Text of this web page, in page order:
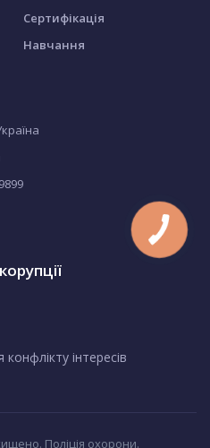
Сертифікація
Навчання
9899
інтересів
Поліція охорони.